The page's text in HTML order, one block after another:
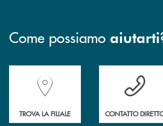
Come possiamo aiutarti
Accedi all' elenco completo delle filiali
TROVA LA FILIALE
Hai bisogno di
CONTATTO